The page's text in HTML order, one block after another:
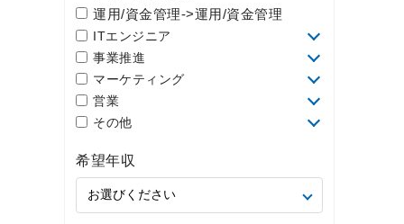
運用/資金管理->運用/資金管理
ITエンジニア
事業推進
マーケティング
営業
その他
希望年収